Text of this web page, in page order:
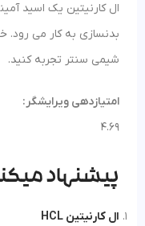
ال کارنیتین یک اسید
بدنسازی به کار می رود.
شیمی سنتر تجربه کنید.
امتیازدهی ویرایشگر:
4.69
پیشنهاد
ال کارنیتین HCL